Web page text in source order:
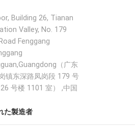
Building 26, Tianan
Valley, No. 179
Fenggang
（广东
镇东深路凤岗段 179 号
号楼 1101 室） ,中国
た製造者